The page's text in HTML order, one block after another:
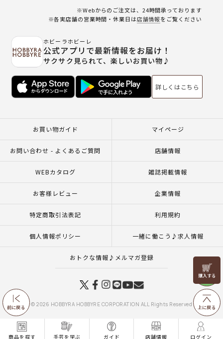
商品を探す 手芸を学ぶ ガイド 店舗情報 ログイン
前に戻る
リリヤン
フェア
上に戻る
※Webからのご注文は、24時間承っております
※各実店舗の営業時間・休業日は店舗情報をご覧ください
ホビーラホビーレ
公式アプリで最新情報をお届け！
サクサク見られて、楽しいお買い物♪
詳しくはこちら
お買い物ガイド マイページ
お問い合わせ - よくあるご質問 店舗情報
WEBカタログ 雑誌掲載情報
お客様レビュー 企業情報
特定商取引法表記 利用規約
個人情報ポリシー 一緒に働こう♪求人情報
おトクな情報♪メルマガ登録
© 2026 HOBBYRA HOBBYRE CORPORATION ALL Rights Reserved